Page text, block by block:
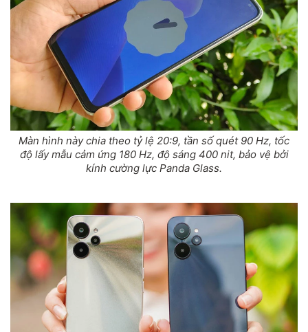
Màn hình này chia theo tỷ lệ 20:9, tần số quét 90 Hz, tốc
độ lấy mẫu cảm ứng 180 Hz, độ sáng 400 nit, bảo vệ bởi
kính cường lực Panda Glass.